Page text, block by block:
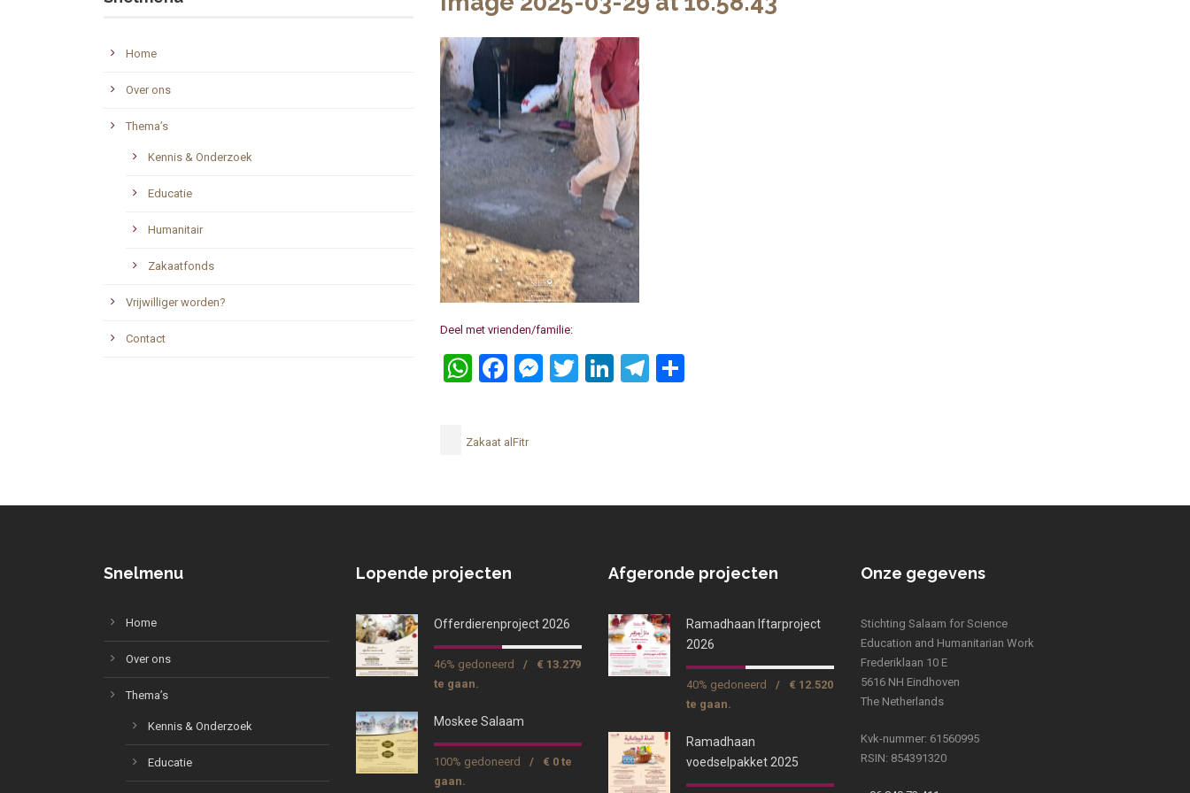
Deel met vrienden/familie:
WhatsApp
Facebook
Messenger
Twitter
LinkedIn
Telegram
Zakaat alFitr
Home
Over ons
Thema’s
Kennis & Onderzoek
Educatie
Humanitair
Zakaatfonds
Vrijwilliger worden?
Contact
Snelmenu
Home
Over ons
Thema’s
Kennis & Onderzoek
Educatie
Lopende projecten
Offerdierenproject 2026
46% gedoneerd /
€ 13.279
te gaan.
Moskee Salaam
100% gedoneerd /
€ 0 te
gaan.
Afgeronde projecten
Ramadhaan Iftarproject
2026
40% gedoneerd /
€ 12.520
te gaan.
Ramadhaan
voedselpakket 2025
Onze gegevens
Stichting Salaam for Science
Education and Humanitarian Work
Frederiklaan 10 E
5616 NH Eindhoven
The Netherlands
Kvk-nummer: 61560995
RSIN: 854391320